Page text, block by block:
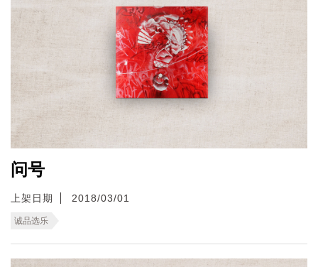
问号
上架日期 2018/03/01
诚品选乐